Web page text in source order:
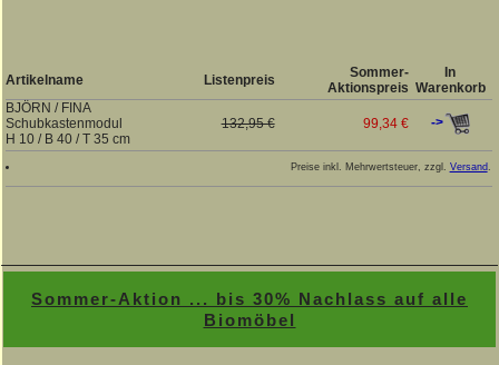
Artikelname Listenpreis
Sommer-
Aktionspreis
In
Warenkorb
BJÖRN / FINA
Schubkastenmodul
H 10 / B 40 / T 35 cm
132,95 € 99,34 € ->
Preise inkl. Mehrwertsteuer, zzgl. Versand
Sommer-Aktion ... bis 30% Nachlass auf alle
Biomöbel